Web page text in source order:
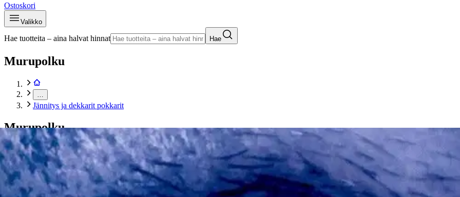
Ostoskori
Valikko
Hae tuotteita – aina halvat hinnat Hae
Murupolku
Jännitys ja dekkarit pokkarit
Murupolku
Etusivu
Kirjat
Pokkarit
Jännitys ja dekkarit pokkarit
Nesbø, Jo: Suden hetki